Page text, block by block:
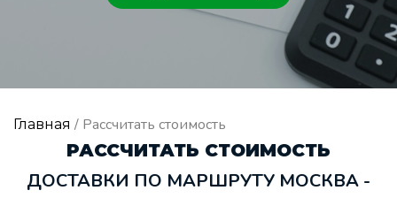
Главная / Рассчитать стоимость
РАССЧИТАТЬ СТОИМОСТЬ
ДОСТАВКИ ПО МАРШРУТУ МОСКВА -